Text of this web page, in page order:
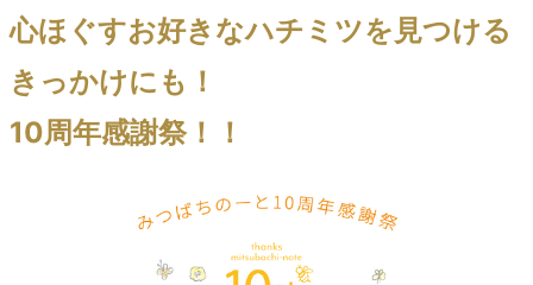
心ほぐすお好きなハチミツを見つける
きっかけにも！
10周年感謝祭！！